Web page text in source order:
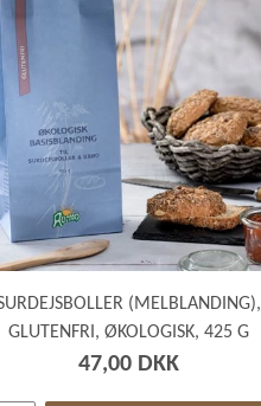
(MELBLANDING),
GLUTENFRI, ØKOLOGISK, 425 G
47,00 DKK